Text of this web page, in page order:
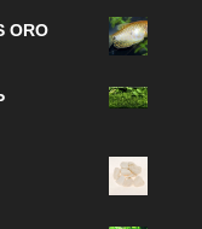
ORO